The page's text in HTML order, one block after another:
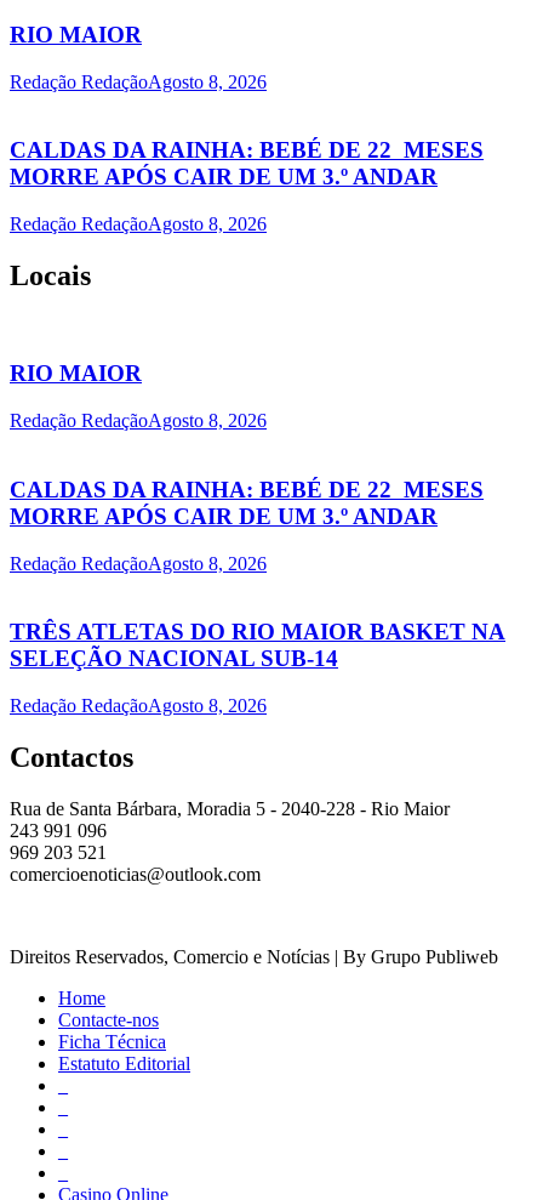
RIO MAIOR
Redação RedaçãoAgosto 8, 2026
CALDAS DA RAINHA: BEBÉ DE 22 MESES
MORRE APÓS CAIR DE UM 3.º ANDAR
Redação RedaçãoAgosto 8, 2026
Locais
RIO MAIOR
Redação RedaçãoAgosto 8, 2026
CALDAS DA RAINHA: BEBÉ DE 22 MESES
MORRE APÓS CAIR DE UM 3.º ANDAR
Redação RedaçãoAgosto 8, 2026
TRÊS ATLETAS DO RIO MAIOR BASKET NA
SELEÇÃO NACIONAL SUB-14
Redação RedaçãoAgosto 8, 2026
Contactos
Rua de Santa Bárbara, Moradia 5 - 2040-228 - Rio Maior
243 991 096
969 203 521
comercioenoticias@outlook.com
Direitos Reservados, Comercio e Notícias | By Grupo Publiweb
Home
Contacte-nos
Ficha Técnica
Estatuto Editorial
Casino Online